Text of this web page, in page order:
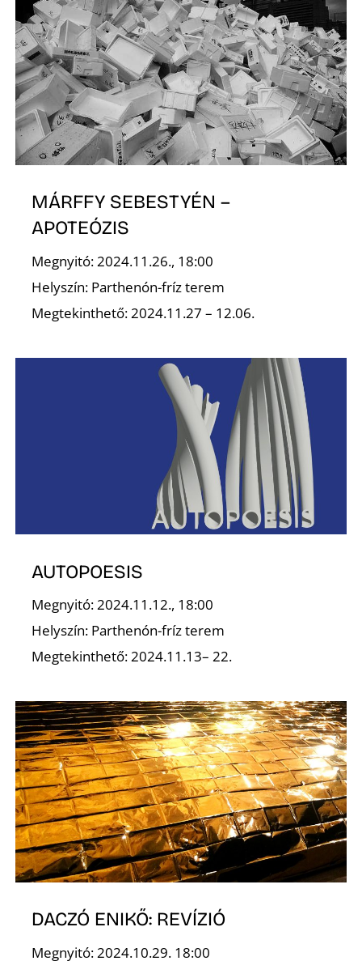
MÁRFFY SEBESTYÉN –
APOTEÓZIS
Megnyitó: 2024.11.26., 18:00
Helyszín: Parthenón-fríz terem
Megtekinthető: 2024.11.27 – 12.06.
AUTOPOESIS
Megnyitó: 2024.11.12., 18:00
Helyszín: Parthenón-fríz terem
Megtekinthető: 2024.11.13– 22.
DACZÓ ENIKŐ: REVÍZIÓ
Megnyitó: 2024.10.29. 18:00